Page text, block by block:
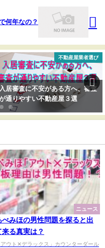
何年なの？
不動産屋業者選び
入居審査に不安がある方へ、審査
通りやすい不動産屋３選
ニュース
べみほの男性問題を探ると出
来る真実は？
アウト✕デラックス」カウンターダール